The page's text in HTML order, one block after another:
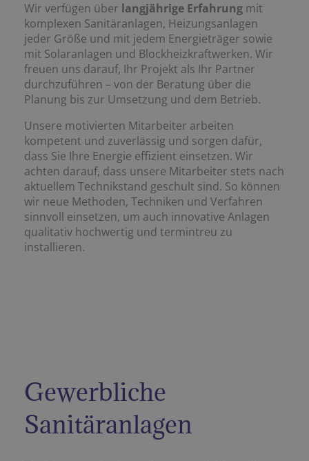
Wir verfügen über langjährige Erfahrung mit
komplexen Sanitäranlagen, Heizungsanlagen
jeder Größe und mit jedem Energieträger sowie
mit Solaranlagen und Blockheizkraftwerken. Wir
freuen uns darauf, Ihr Projekt als Ihr Partner
durchzuführen – von der Beratung über die
Planung bis zur Umsetzung und dem Betrieb.
Unsere motivierten Mitarbeiter arbeiten
kompetent und zuverlässig und sorgen dafür,
dass Sie Ihre Energie effizient einsetzen. Wir
achten darauf, dass unsere Mitarbeiter stets nach
aktuellem Technikstand geschult sind. So können
wir neue Methoden, Techniken und Verfahren
sinnvoll einsetzen, um auch innovative Anlagen
qualitativ hochwertig und termintreu zu
installieren.
Gewerbliche
Sanitäranlagen